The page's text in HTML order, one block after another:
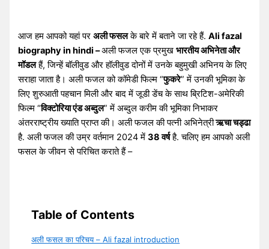
आज हम आपको यहां परअली फसलके बारे में बताने जा रहे हैं.Ali fazal
biography in hindi –अली फजल एक प्रमुखभारतीय अभिनेता और
मॉडलहैं, जिन्हें बॉलीवुड और हॉलीवुड दोनों में उनके बहुमुखी अभिनय के लिए
सराहा जाता है। अली फजल को कॉमेडी फिल्म “फुकरे” में उनकी भूमिका के
लिए शुरुआती पहचान मिली और बाद में जूडी डेंच के साथ ब्रिटिश-अमेरिकी
फिल्म “विक्टोरिया एंड अब्दुल” में अब्दुल करीम की भूमिका निभाकर
अंतरराष्ट्रीय ख्याति प्राप्त की। अली फजल की पत्नी अभिनेत्रीऋचा चड्ढा
है. अली फजल की उम्र वर्तमान 2024 में38 वर्षहै. चलिए हम आपको अली
फसल के जीवन से परिचित कराते हैं –
Table of Contents
अली फसल का परिचय – Ali fazal introduction